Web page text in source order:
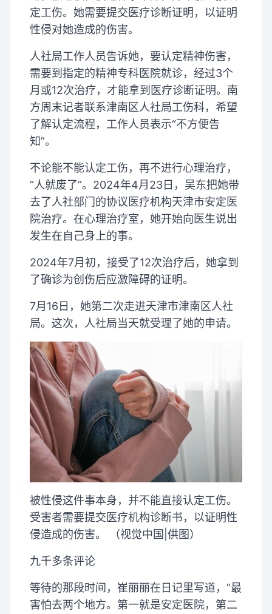
定工伤。她需要提交医疗诊断证明，以证明
性侵对她造成的伤害。
人社局工作人员告诉她，要认定精神伤害，
需要到指定的精神专科医院就诊，经过3个
月或12次治疗，才能拿到医疗诊断证明。南
方周末记者联系津南区人社局工伤科，希望
了解认定流程，工作人员表示“不方便告
知”。
不论能不能认定工伤，再不进行心理治疗，
“人就废了”。2024年4月23日，吴东把她带
去了人社部门的协议医疗机构天津市安定医
院治疗。在心理治疗室，她开始向医生说出
发生在自己身上的事。
2024年7月初，接受了12次治疗后，她拿到
了确诊为创伤后应激障碍的证明。
7月16日，她第二次走进天津市津南区人社
局。这次，人社局当天就受理了她的申请。
被性侵这件事本身，并不能直接认定工伤。
受害者需要提交医疗机构诊断书，以证明性
侵造成的伤害。 （视觉中国|供图）
九千多条评论
等待的那段时间，崔丽丽在日记里写道，“最
害怕去两个地方。第一就是安定医院，第二